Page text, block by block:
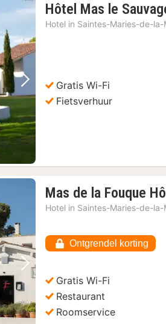
Volgende foto
Hôtel Mas le
Hotel in Saintes-Maries-de-la-
Gratis Wi-Fi
Fietsverhuur
Volgende foto
Mas de la Fouque
Hotel in Saintes-Maries-de-la-
Ontgrendel korting
Gratis Wi-Fi
Restaurant
Roomservice